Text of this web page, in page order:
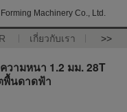
Machinery Co., Ltd.
เกี่ยวกับเรา >>
วามหนา 1.2 มม. 28T
พื้นดาดฟ้า